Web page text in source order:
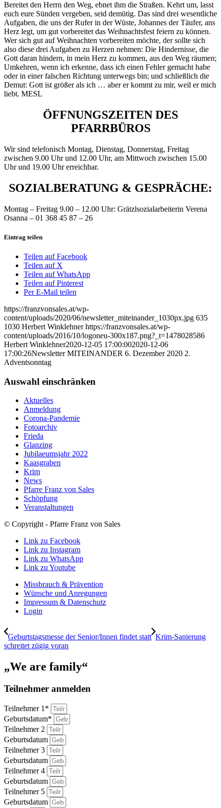
Bereitet den Herrn den Weg, ebnet ihm die Straßen. Kehrt um, lasst
euch eure Sünden vergeben, seid demütig. Das sind drei wesentliche
Aufgaben, die uns der Rufer in der Wüste, Johannes der Täufer, ans
Herz legt, um gut vorbereitet das Weihnachtsfest feiern zu können.
Wer sich gut auf Weihnachten vorbereiten möchte, der sollte sich
also diese drei Aufgaben zu Herzen nehmen: Die Hindernisse, die
Gott daran hindern, in mein Herz zu kommen, aus den Weg räumen;
Umkehren, wenn ich erkenne, dass ich einen Fehler gemacht habe
oder in einer falschen Richtung unterwegs bin; und schließlich die
Demut: Gott ist größer als ich … aber er kommt zu mir, weil er mich
liebt. MESL
ÖFFNUNGSZEITEN DES
PFARRBÜROS
Wir sind telefonisch Montag, Dienstag, Donnerstag, Freitag
zwischen 9.00 Uhr und 12.00 Uhr, am Mittwoch zwischen 15.00
Uhr und 19.00 Uhr erreichbar.
SOZIALBERATUNG & GESPRÄCHE:
Montag – Freitag 9.00 – 12.00 Uhr: Grätzlsozialarbeiterin Verena
Osanna – 01 368 45 87 – 26
Eintrag teilen
Teilen auf Facebook
Teilen auf X
Teilen auf WhatsApp
Teilen auf Pinterest
Per E-Mail teilen
https://franzvonsales.at/wp-
content/uploads/2020/06/newsletter_miteinander_1030px.jpg 635
1030 Herbert Winklehner https://franzvonsales.at/wp-
content/uploads/2016/10/logoneu-300x187.png?_t=1478028586
Herbert Winklehner2020-12-05 17:00:002020-12-06
17:00:26Newsletter MITEINANDER 6. Dezember 2020 2.
Adventsonntag
Auswahl einschränken
Aktuelles
Anmeldung
Corona-Pandemie
Fotoarchiv
Frieda
Glanzing
Jubilaeumsjahr 2022
Kaasgraben
Krim
News
Pfarre Franz von Sales
Schöpfung
Veranstaltungen
© Copyright - Pfarre Franz von Sales
Link zu Facebook
Link zu Instagram
Link zu WhatsApp
Link zu Youtube
Missbrauch & Prävention
Wünsche und Anregungen
Impressum & Datenschutz
Login
Geburtstagsmesse der Senior/Innen findet statt Krim-Sanierung
schreitet zügig voran
„We are family“
Teilnehmer anmelden
Teilnehmer 1*
Geburtsdatum*
Teilnehmer 2
Geburtsdatum
Teilnehmer 3
Geburtsdatum
Teilnehmer 4
Geburtsdatum
Teilnehmer 5
Geburtsdatum